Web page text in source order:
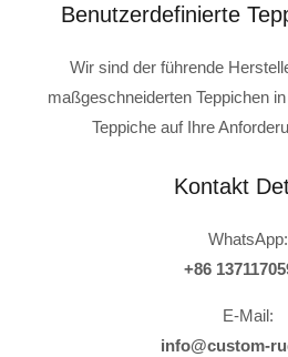
Benutzerdefinierte
Wir sind der führende
maßgeschneiderten Teppichen
Teppiche auf Ihre
Kontakt
WhatsApp:
+86
E-Mail:
info@custom-